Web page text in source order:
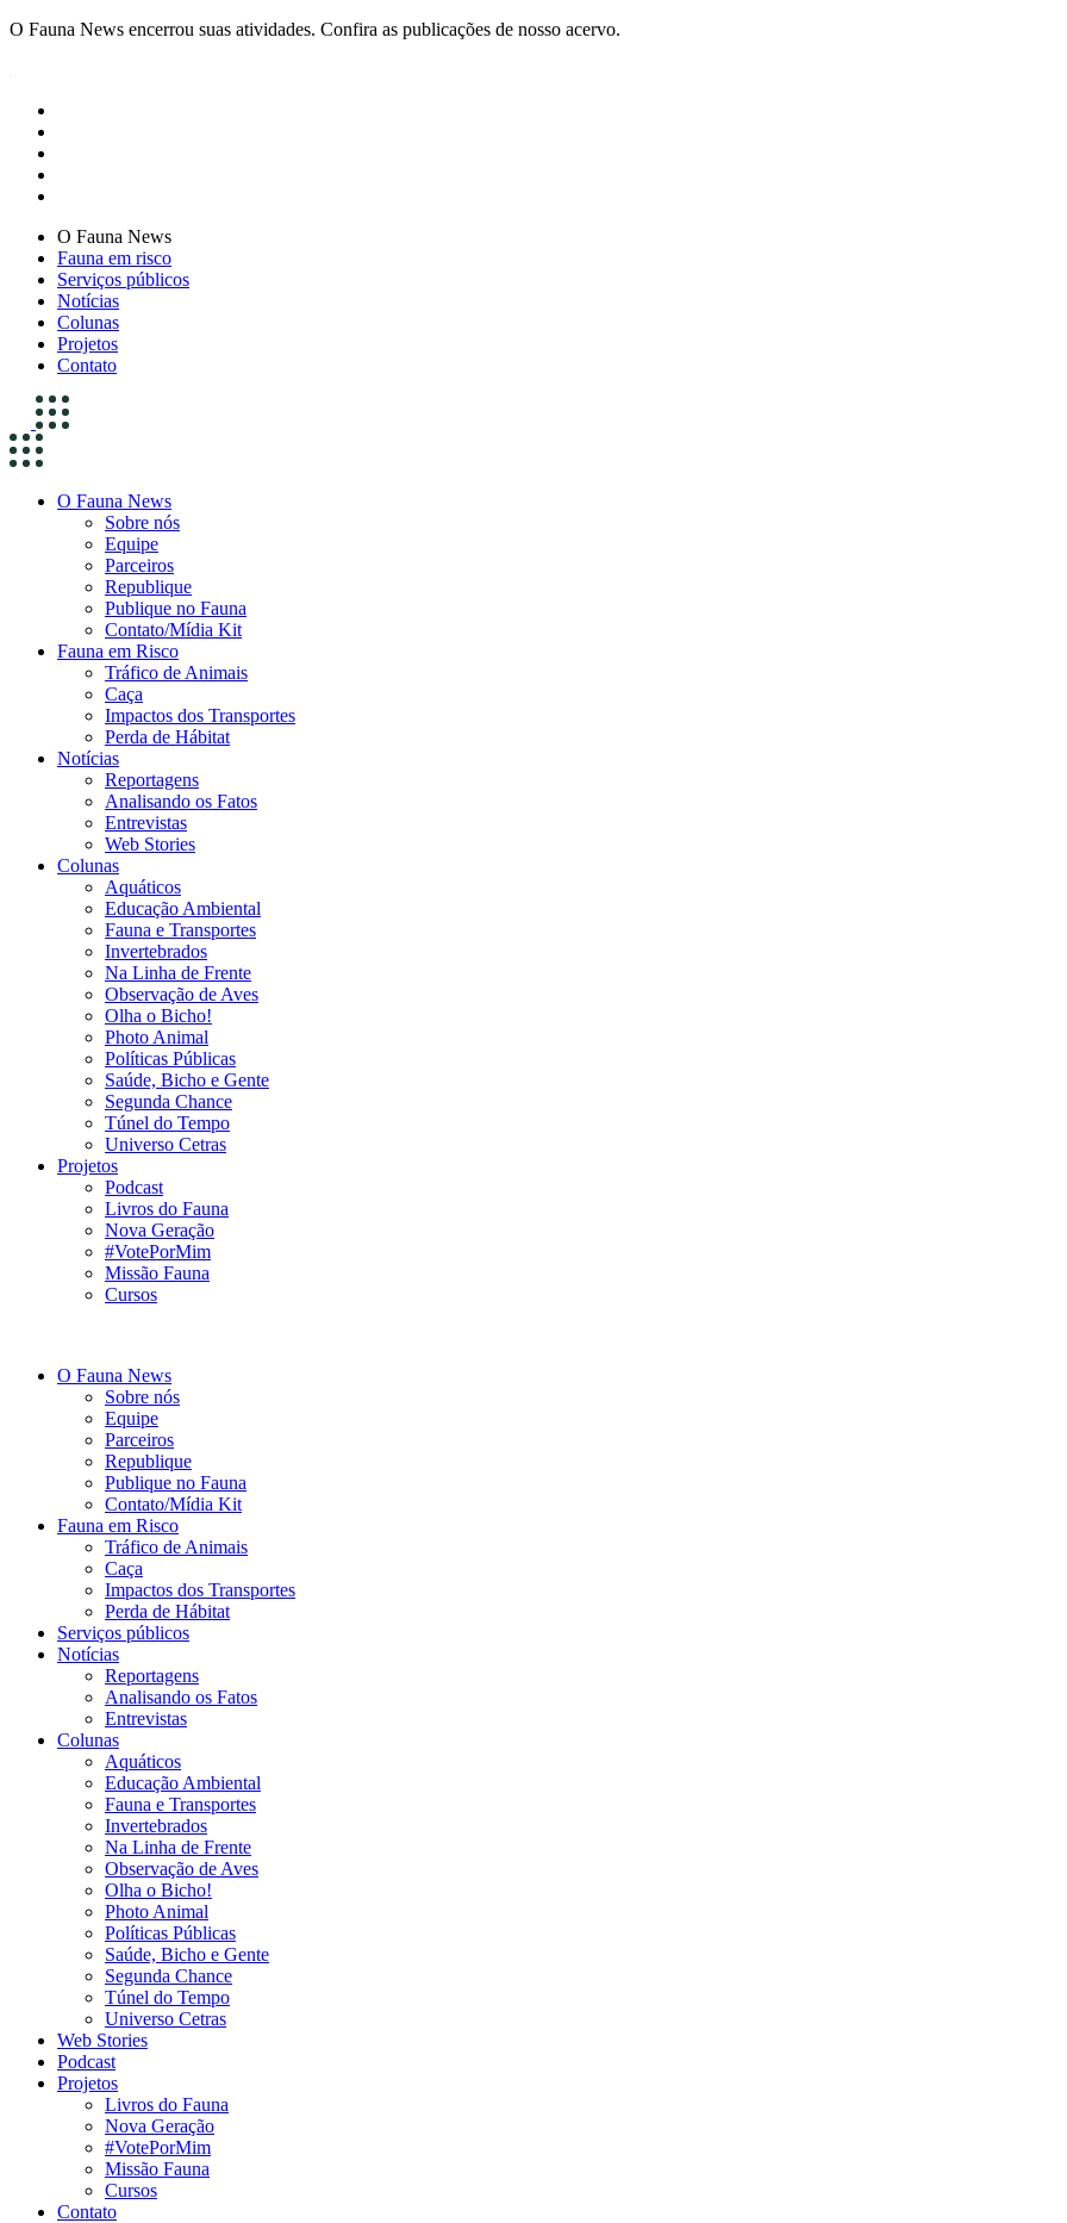
O Fauna News encerrou suas atividades. Confira as publicações de nosso acervo.
O Fauna News
Fauna em risco
Serviços públicos
Notícias
Colunas
Projetos
Contato
O Fauna News
Sobre nós
Equipe
Parceiros
Republique
Publique no Fauna
Contato/Mídia Kit
Fauna em Risco
Tráfico de Animais
Caça
Impactos dos Transportes
Perda de Hábitat
Notícias
Reportagens
Analisando os Fatos
Entrevistas
Web Stories
Colunas
Aquáticos
Educação Ambiental
Fauna e Transportes
Invertebrados
Na Linha de Frente
Observação de Aves
Olha o Bicho!
Photo Animal
Políticas Públicas
Saúde, Bicho e Gente
Segunda Chance
Túnel do Tempo
Universo Cetras
Projetos
Podcast
Livros do Fauna
Nova Geração
#VotePorMim
Missão Fauna
Cursos
O Fauna News
Sobre nós
Equipe
Parceiros
Republique
Publique no Fauna
Contato/Mídia Kit
Fauna em Risco
Tráfico de Animais
Caça
Impactos dos Transportes
Perda de Hábitat
Serviços públicos
Notícias
Reportagens
Analisando os Fatos
Entrevistas
Colunas
Aquáticos
Educação Ambiental
Fauna e Transportes
Invertebrados
Na Linha de Frente
Observação de Aves
Olha o Bicho!
Photo Animal
Políticas Públicas
Saúde, Bicho e Gente
Segunda Chance
Túnel do Tempo
Universo Cetras
Web Stories
Podcast
Projetos
Livros do Fauna
Nova Geração
#VotePorMim
Missão Fauna
Cursos
Contato